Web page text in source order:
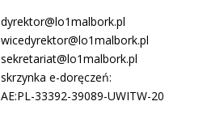
dyrektor@lo1malbork.pl
wicedyrektor@lo1malbork.pl
sekretariat@lo1malbork.pl
skrzynka e-doręczeń:
AE:PL-33392-39089-UWITW-20